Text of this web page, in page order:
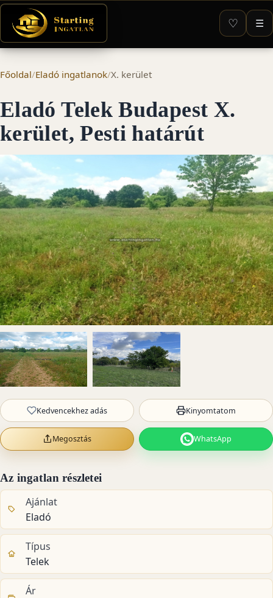
♡ ☰
Főoldal/Eladó ingatlanok/X. kerület
Eladó Telek Budapest X.
kerület, Pesti határút
Kedvencekhez adás Kinyomtatom
Megosztás WhatsApp
Az ingatlan részletei
Ajánlat
Eladó
Típus
Telek
Ár